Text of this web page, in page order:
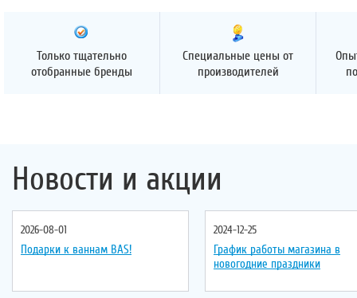
Только тщательно
отобранные бренды
Специальные цены от
производителей
Новости и акции
2026-08-01
Подарки к ваннам BAS!
2024-12-25
График работы магазина в
новогодние праздники